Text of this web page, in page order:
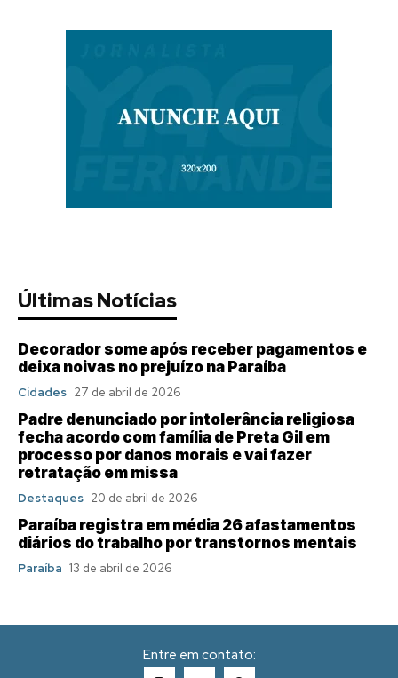
Últimas Notícias
Decorador some após receber pagamentos e
deixa noivas no prejuízo na Paraíba
Cidades 27 de abril de 2026
Padre denunciado por intolerância religiosa
fecha acordo com família de Preta Gil em
processo por danos morais e vai fazer
retratação em missa
Destaques 20 de abril de 2026
Paraíba registra em média 26 afastamentos
diários do trabalho por transtornos mentais
Paraíba 13 de abril de 2026
Entre em contato: